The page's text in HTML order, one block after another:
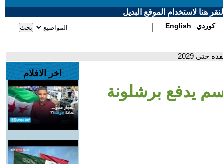
هنا لاستخدام الموقع البديل
English كوردي
حتى 2029
يدفع برشلونة
اخر الافلام